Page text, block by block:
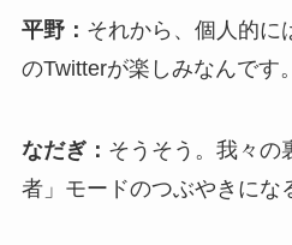
平野： それから、個人的に
のTwitterが楽しみなんです。
なだぎ： そうそう。我々の
者」モードのつぶやきにな